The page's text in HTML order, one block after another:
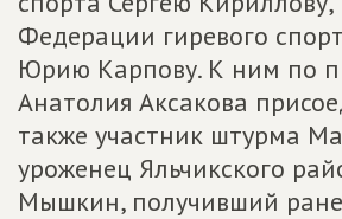
Федерации гиревого
Юрию Карпову. К ним по
Анатолия Аксакова
также участник штурма
уроженец Яльчикского
Мышкин, получивший